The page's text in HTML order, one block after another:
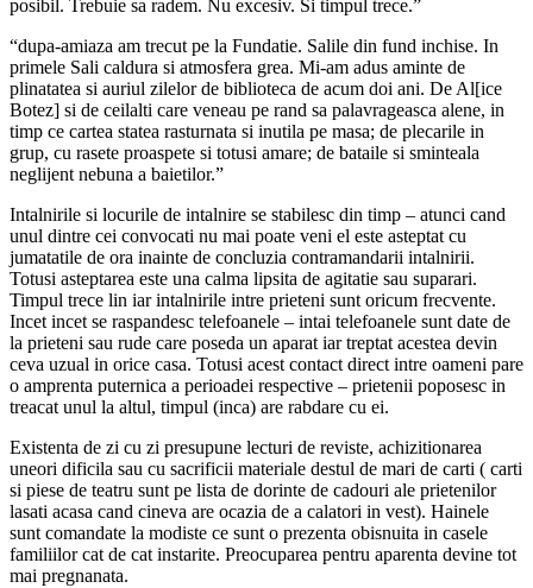
posibil. Trebuie sa radem. Nu excesiv. Si timpul trece.”
“dupa-amiaza am trecut pe la Fundatie. Salile din fund inchise. In
primele Sali caldura si atmosfera grea. Mi-am adus aminte de
plinatatea si auriul zilelor de biblioteca de acum doi ani. De Al[ice
Botez] si de ceilalti care veneau pe rand sa palavrageasca alene, in
timp ce cartea statea rasturnata si inutila pe masa; de plecarile in
grup, cu rasete proaspete si totusi amare; de bataile si sminteala
neglijent nebuna a baietilor.”
Intalnirile si locurile de intalnire se stabilesc din timp – atunci cand
unul dintre cei convocati nu mai poate veni el este asteptat cu
jumatatile de ora inainte de concluzia contramandarii intalnirii.
Totusi asteptarea este una calma lipsita de agitatie sau suparari.
Timpul trece lin iar intalnirile intre prieteni sunt oricum frecvente.
Incet incet se raspandesc telefoanele – intai telefoanele sunt date de
la prieteni sau rude care poseda un aparat iar treptat acestea devin
ceva uzual in orice casa. Totusi acest contact direct intre oameni pare
o amprenta puternica a perioadei respective – prietenii poposesc in
treacat unul la altul, timpul (inca) are rabdare cu ei.
Existenta de zi cu zi presupune lecturi de reviste, achizitionarea
uneori dificila sau cu sacrificii materiale destul de mari de carti ( carti
si piese de teatru sunt pe lista de dorinte de cadouri ale prietenilor
lasati acasa cand cineva are ocazia de a calatori in vest). Hainele
sunt comandate la modiste ce sunt o prezenta obisnuita in casele
familiilor cat de cat instarite. Preocuparea pentru aparenta devine tot
mai pregnanata.